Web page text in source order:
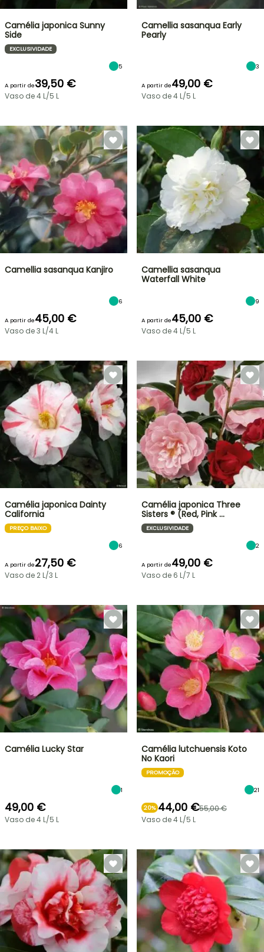
Camélia japonica Sunny
Side
EXCLUSIVIDADE
5
A partir de39,50 €
Vaso de 4 L/5 L
Camellia sasanqua Early
Pearly
3
A partir de49,00 €
Vaso de 4 L/5 L
Camellia sasanqua Kanjiro
6
A partir de45,00 €
Vaso de 3 L/4 L
Camellia sasanqua
Waterfall White
9
A partir de45,00 €
Vaso de 4 L/5 L
Camélia japonica Dainty
California
PREÇO BAIXO
6
A partir de27,50 €
Vaso de 2 L/3 L
Camélia japonica Three
Sisters ® (Red, Pink …
EXCLUSIVIDADE
2
A partir de49,00 €
Vaso de 6 L/7 L
Camélia Lucky Star
1
49,00 €
Vaso de 4 L/5 L
Camélia lutchuensis Koto
No Kaori
PROMOÇÃO
21
20% 44,00 €55,00 €
Vaso de 4 L/5 L